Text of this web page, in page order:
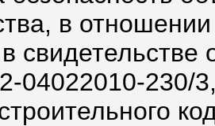
в
04022010-230/